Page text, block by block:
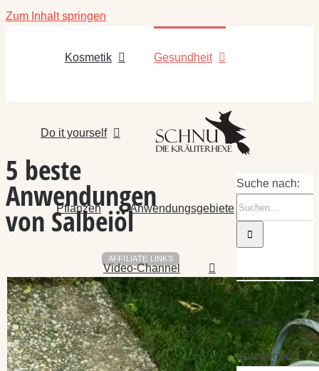
Zum Inhalt springen
Kosmetik Gesundheit
Do it yourself
Pflanzen Anwendungsgebiete
Video-Channel
5 beste
Anwendungen
von Salbeiöl
AFFILIATE LINKS
Suche nach:
Kategorien
Kategorien